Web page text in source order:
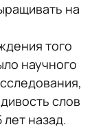
на
того
научного
слов
назад.